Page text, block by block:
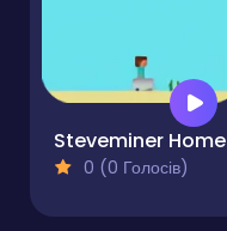
Steveminer Home
0 (0 Голосів)